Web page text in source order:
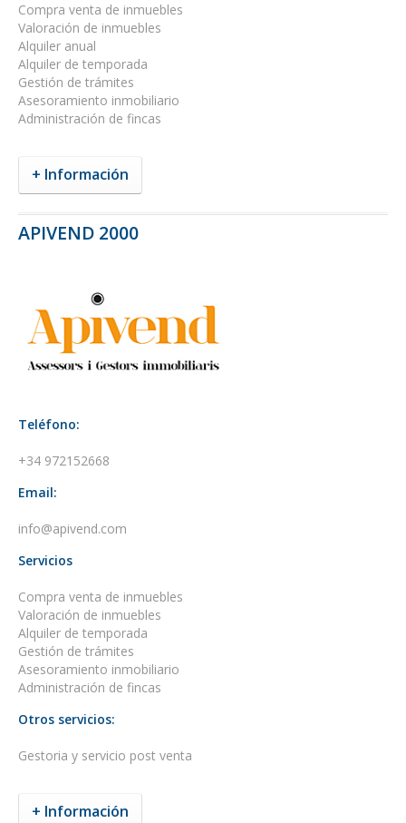
Compra venta de inmuebles
Valoración de inmuebles
Alquiler anual
Alquiler de temporada
Gestión de trámites
Asesoramiento inmobiliario
Administración de fincas
+ Información
APIVEND 2000
Teléfono:
+34 972152668
Email:
info@apivend.com
Servicios
Compra venta de inmuebles
Valoración de inmuebles
Alquiler de temporada
Gestión de trámites
Asesoramiento inmobiliario
Administración de fincas
Otros servicios:
Gestoria y servicio post venta
+ Información